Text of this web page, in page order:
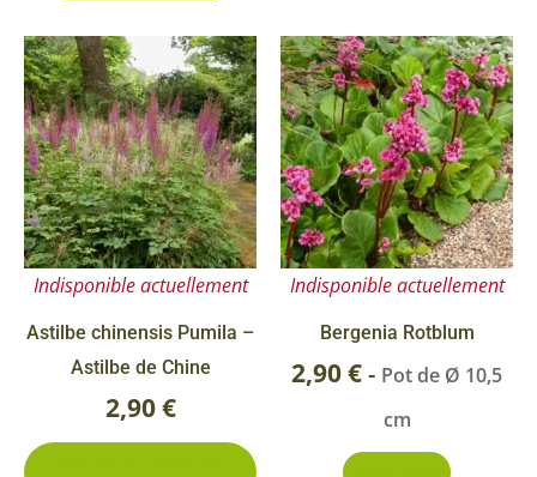
Indisponible actuellement
Astilbe chinensis Pumila –
Astilbe de Chine
2,90€
Ce
produit
a
plusieurs
variations.
Les
options
peuvent
choisies
page
Indisponible actuellement
Bergenia Rotblum
2,90€- Pot de Ø 10,5
cm